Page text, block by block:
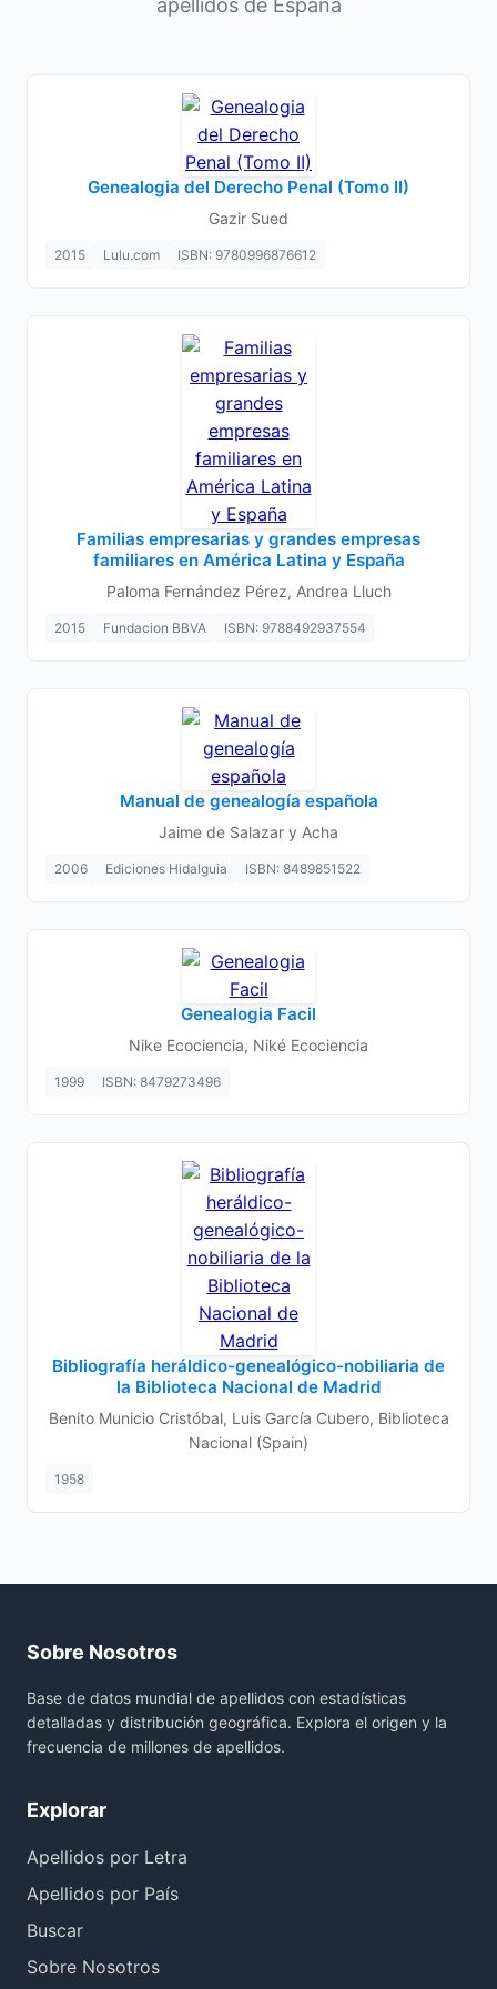
apellidos de España
Genealogia del Derecho Penal (Tomo II)
Gazir Sued
2015 Lulu.com ISBN: 9780996876612
Familias empresarias y grandes empresas
familiares en América Latina y España
Paloma Fernández Pérez, Andrea Lluch
2015 Fundacion BBVA ISBN: 9788492937554
Manual de genealogía española
Jaime de Salazar y Acha
2006 Ediciones Hidalguia ISBN: 8489851522
Genealogia Facil
Nike Ecociencia, Niké Ecociencia
1999 ISBN: 8479273496
Bibliografía heráldico-genealógico-nobiliaria de
la Biblioteca Nacional de Madrid
Benito Municio Cristóbal, Luis García Cubero, Biblioteca
Nacional (Spain)
1958
Sobre Nosotros
Base de datos mundial de apellidos con estadísticas
detalladas y distribución geográfica. Explora el origen y la
frecuencia de millones de apellidos.
Explorar
Apellidos por Letra
Apellidos por País
Buscar
Sobre Nosotros